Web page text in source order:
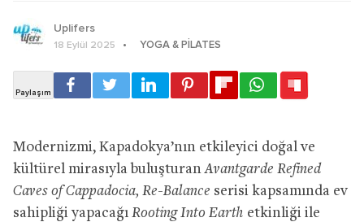
Uplifers
18 Eylül 2025 YOGA & PILATES
Modernizmi, Kapadokya’nın etkileyici doğal ve
kültürel mirasıyla buluşturanAvantgarde Refined
Caves of Cappadocia, Re-Balance serisi kapsamında ev
sahipliği yapacağı Rooting Into Earth etkinliği ile